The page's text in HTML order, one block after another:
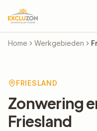
Home Werkgebieden
FRIESLAND
Zonwering
Friesland